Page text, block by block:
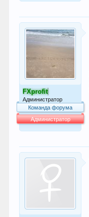
FXprofit
Администратор
Команда форума
Администратор